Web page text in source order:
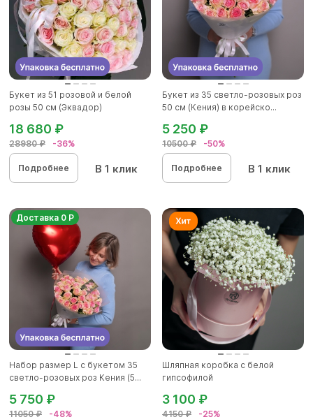
Букет из 51 розовой и белой
розы 50 см (Эквадор)
28980 ₽ -36%
18 680 ₽
Подробнее В 1 клик
Букет из 35 светло-розовых роз
50 см (Кения) в корейско...
10500 ₽ -50%
5 250 ₽
Подробнее В 1 клик
Доставка 0 Р
Набор размер L с букетом 35
светло-розовых роз Кения (5...
11050 ₽ -48%
5 750 ₽
Шляпная коробка с белой
гипсофилой
4150 ₽ -25%
3 100 ₽